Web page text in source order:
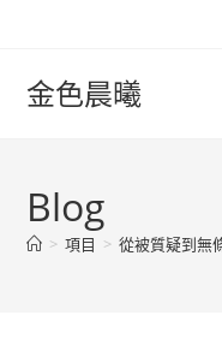
content金色晨曦
Blog
> 項目 > 從被質疑到無